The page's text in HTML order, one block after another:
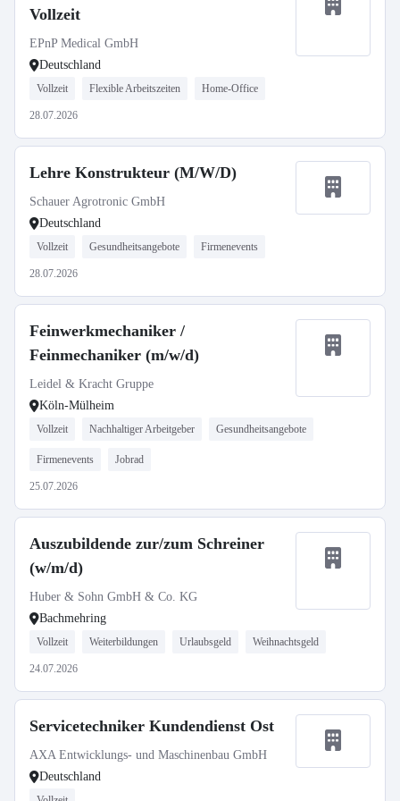
Vollzeit
EPnP Medical GmbH
Deutschland
Vollzeit Flexible Arbeitszeiten Home-Office
28.07.2026
Lehre Konstrukteur (M/W/D)
Schauer Agrotronic GmbH
Deutschland
Vollzeit Gesundheitsangebote Firmenevents
28.07.2026
Feinwerkmechaniker /
Feinmechaniker (m/w/d)
Leidel & Kracht Gruppe
Köln-Mülheim
Vollzeit Nachhaltiger Arbeitgeber Gesundheitsangebote
Firmenevents Jobrad
25.07.2026
Auszubildende zur/zum Schreiner
(w/m/d)
Huber & Sohn GmbH & Co. KG
Bachmehring
Vollzeit Weiterbildungen Urlaubsgeld Weihnachtsgeld
24.07.2026
Servicetechniker Kundendienst Ost
AXA Entwicklungs- und Maschinenbau GmbH
Deutschland